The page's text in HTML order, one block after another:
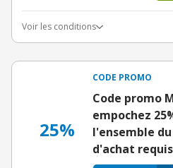
Voir les conditions
25%
CODE PROMO
Code promo
empochez
l'ensemble
d'achat